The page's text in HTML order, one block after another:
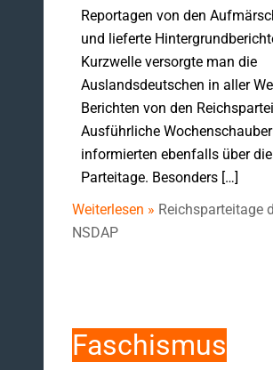
Reportagen von den
und lieferte
Kurzwelle versorgte man die
Auslandsdeutschen in aller
Berichten von den
Ausführliche
informierten ebenfalls über die
Parteitage. Besonders […]
Weiterlesen » Reichsparteitage
NSDAP
Faschismus